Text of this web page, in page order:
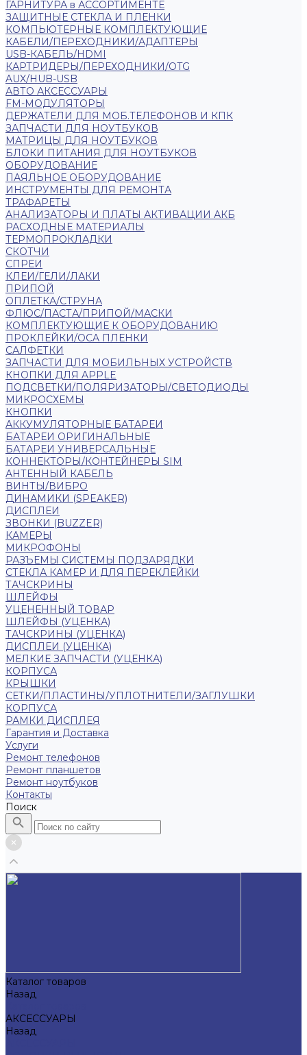
ГАРНИТУРА в АССОРТИМЕНТЕ
ЗАЩИТНЫЕ СТЕКЛА И ПЛЕНКИ
КОМПЬЮТЕРНЫЕ КОМПЛЕКТУЮЩИЕ
КАБЕЛИ/ПЕРЕХОДНИКИ/АДАПТЕРЫ
USB-КАБЕЛЬ/HDMI
КАРТРИДЕРЫ/ПЕРЕХОДНИКИ/OTG
AUX/HUB-USB
АВТО АКСЕССУАРЫ
FM-МОДУЛЯТОРЫ
ДЕРЖАТЕЛИ ДЛЯ МОБ.ТЕЛЕФОНОВ И КПК
ЗАПЧАСТИ ДЛЯ НОУТБУКОВ
МАТРИЦЫ ДЛЯ НОУТБУКОВ
БЛОКИ ПИТАНИЯ ДЛЯ НОУТБУКОВ
ОБОРУДОВАНИЕ
ПАЯЛЬНОЕ ОБОРУДОВАНИЕ
ИНСТРУМЕНТЫ ДЛЯ РЕМОНТА
ТРАФАРЕТЫ
АНАЛИЗАТОРЫ И ПЛАТЫ АКТИВАЦИИ АКБ
РАСХОДНЫЕ МАТЕРИАЛЫ
ТЕРМОПРОКЛАДКИ
СКОТЧИ
СПРЕИ
КЛЕИ/ГЕЛИ/ЛАКИ
ПРИПОЙ
ОПЛЕТКА/СТРУНА
ФЛЮС/ПАСТА/ПРИПОЙ/МАСКИ
КОМПЛЕКТУЮЩИЕ К ОБОРУДОВАНИЮ
ПРОКЛЕЙКИ/OCA ПЛЕНКИ
САЛФЕТКИ
ЗАПЧАСТИ ДЛЯ МОБИЛЬНЫХ УСТРОЙСТВ
КНОПКИ ДЛЯ APPLE
ПОДСВЕТКИ/ПОЛЯРИЗАТОРЫ/СВЕТОДИОДЫ
МИКРОСХЕМЫ
КНОПКИ
АККУМУЛЯТОРНЫЕ БАТАРЕИ
БАТАРЕИ ОРИГИНАЛЬНЫЕ
БАТАРЕИ УНИВЕРСАЛЬНЫЕ
КОННЕКТОРЫ/КОНТЕЙНЕРЫ SIM
АНТЕННЫЙ КАБЕЛЬ
ВИНТЫ/ВИБРО
ДИНАМИКИ (SPEAKER)
ДИСПЛЕИ
ЗВОНКИ (BUZZER)
КАМЕРЫ
МИКРОФОНЫ
РАЗЪЕМЫ СИСТЕМЫ ПОДЗАРЯДКИ
СТЕКЛА КАМЕР И ДЛЯ ПЕРЕКЛЕЙКИ
ТАЧСКРИНЫ
ШЛЕЙФЫ
УЦЕНЕННЫЙ ТОВАР
ШЛЕЙФЫ (УЦЕНКА)
ТАЧСКРИНЫ (УЦЕНКА)
ДИСПЛЕИ (УЦЕНКА)
МЕЛКИЕ ЗАПЧАСТИ (УЦЕНКА)
КОРПУСА
КРЫШКИ
СЕТКИ/ПЛАСТИНЫ/УПЛОТНИТЕЛИ/ЗАГЛУШКИ
КОРПУСА
РАМКИ ДИСПЛЕЯ
Гарантия и Доставка
Услуги
Ремонт телефонов
Ремонт планшетов
Ремонт ноутбуков
Контакты
Поиск
Каталог товаров
Назад
АКСЕССУАРЫ
Назад